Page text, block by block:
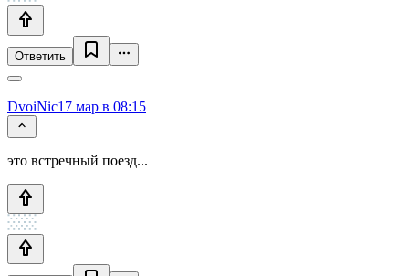
Ответить
DvoiNic17 мар в 08:15
это встречный поезд...